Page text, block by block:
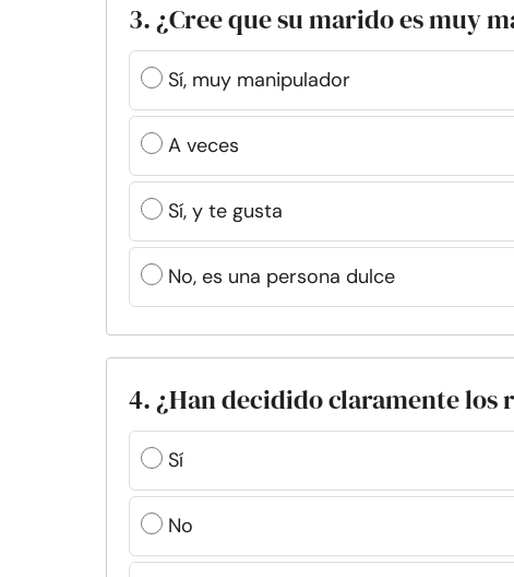
3. ¿Cree que su marido es muy
Sí, muy manipulador
A veces
Sí, y te gusta
No, es una persona dulce
4. ¿Han decidido claramente
Sí
No